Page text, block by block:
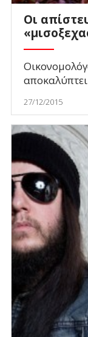
Οι
27/12/2015